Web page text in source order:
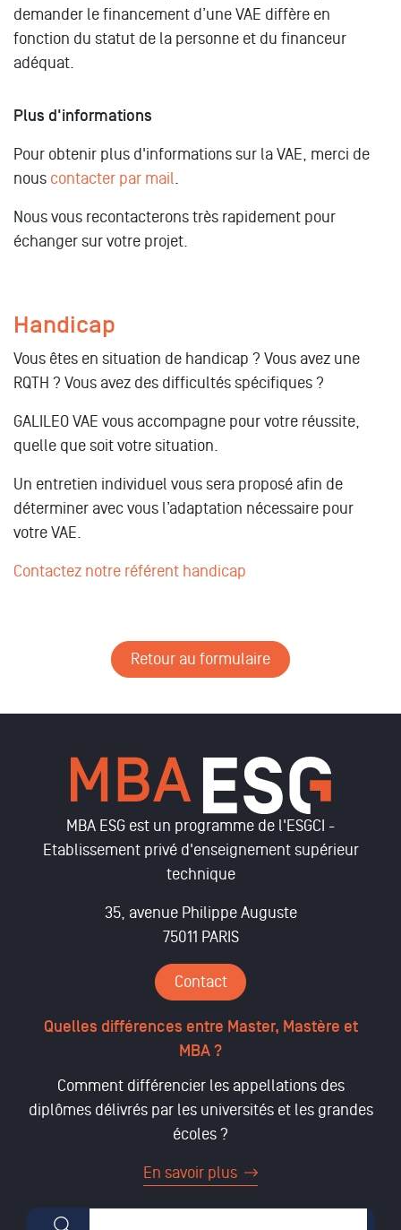
demander le financement d’une VAE diffère en
fonction du statut de la personne et du financeur
adéquat.
Plus d'informations
Pour obtenir plus d'informations sur la VAE, merci de
nous contacter par mail
Nous vous recontacterons très rapidement pour
échanger sur votre projet.
Handicap
Vous êtes en situation de handicap ? Vous avez une
RQTH ? Vous avez des difficultés spécifiques ?
GALILEO VAE vous accompagne pour votre réussite,
quelle que soit votre situation.
Un entretien individuel vous sera proposé afin de
déterminer avec vous l’adaptation nécessaire pour
votre VAE.
Contactez notre référent handicap
Retour au formulaire
MBA ESG est un programme de l'ESGCI -
Etablissement privé d'enseignement supérieur
technique
35, avenue Philippe Auguste
75011 PARIS
Contact
Quelles différences entre Master, Mastère et
MBA ?
Comment différencier les appellations des
diplômes délivrés par les universités et les grandes
écoles ?
En savoir plus